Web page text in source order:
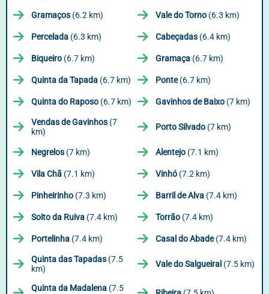
Gramaços (6.2 km) Vale do Torno (6.3 km)
Percelada (6.3 km) Cabeçadas (6.4 km)
Biqueiro (6.7 km) Gramaça (6.7 km)
Quinta da Tapada (6.7 km) Ponte(6.7 km)
Quinta do Raposo (6.7 km) Gavinhos de Baixo (7 km)
Vendas de Gavinhos (7
km)
Porto Silvado (7 km)
Negrelos (7 km) Alentejo (7.1 km)
Vila Chã (7.1 km) Vinhó (7.2 km)
Pinheirinho (7.3 km) Barril de Alva (7.4 km)
Soito da Ruiva (7.4 km) Torrão (7.4 km)
Portelinha (7.4 km) Casal do Abade(7.4 km)
Quinta das Tapadas (7.5
km)
Vale do Salgueiral (7.5 km)
Quinta da Madalena (7.5